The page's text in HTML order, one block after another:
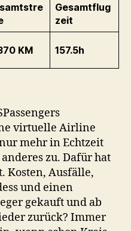
Gesamtflug
zeit
KM 157.5h
virtuelle Airline
mehr in Echtzeit
zu. Dafür hat
Kosten, Ausfälle,
und einen
gekauft und ab
zurück? Immer